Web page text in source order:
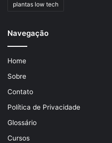
plantas low tech
Navegação
Home
Sobre
Contato
Política de Privacidade
Glossário
Cursos